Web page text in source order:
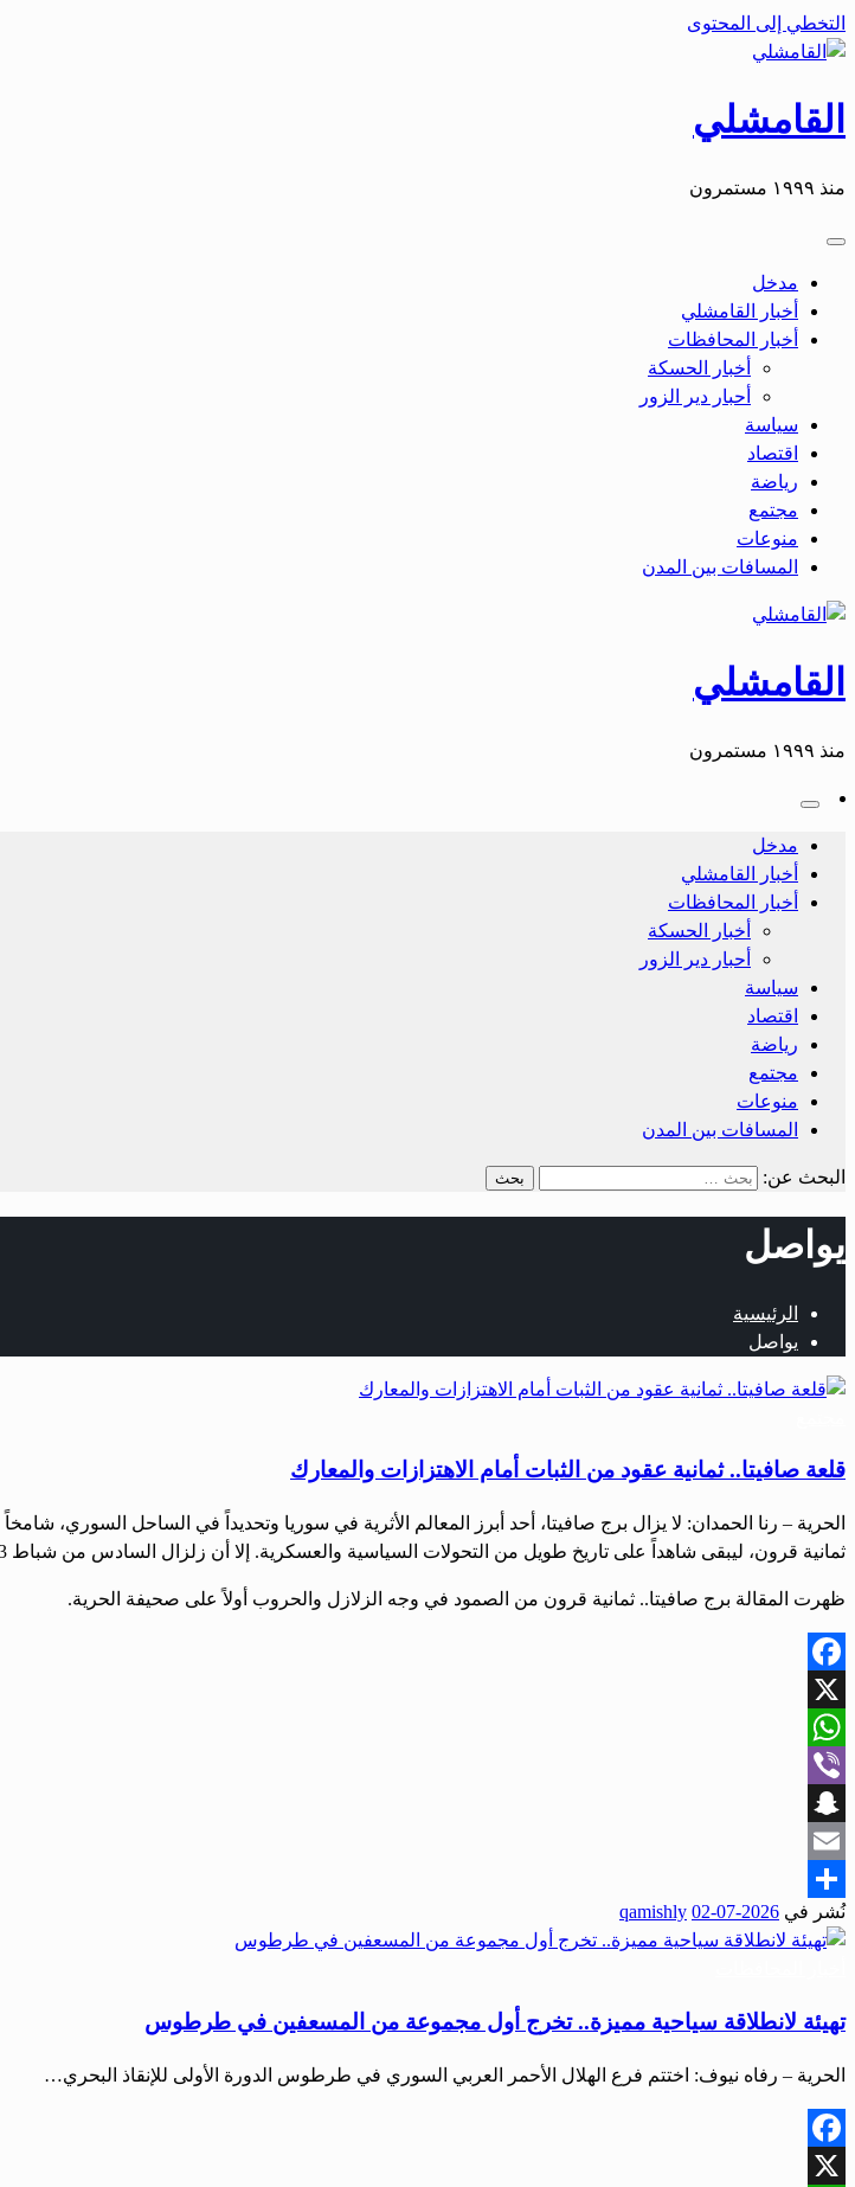
التخطي إلى المحتوى
القامشلي
منذ ١٩٩٩ مستمرون
مدخل
أخبار القامشلي
أخبار المحافظات
أخبار الحسكة
أحبار دير الزور
سياسة
اقتصاد
رياضة
مجتمع
منوعات
المسافات بين المدن
القامشلي
منذ ١٩٩٩ مستمرون
مدخل
أخبار القامشلي
أخبار المحافظات
أخبار الحسكة
أحبار دير الزور
سياسة
اقتصاد
رياضة
مجتمع
منوعات
المسافات بين المدن
البحث عن:
يواصل
الرئيسية
يواصل
قلعة صافيتا.. ثمانية عقود من الثبات أمام الاهتزازات والمعارك
الحرية – رنا الحمدان: لا يزال برج صافيتا، أحد أبرز المعالم الأثرية في سوريا وتحديداً في الساحل
ثمانية قرون، ليبقى شاهداً على تاريخ طويل من التحولات السياسية والعسكرية. إلا أن زلزال السادس من شباط 2023 أعاد هذا المعلم التاريخي […]
ظهرت المقالة برج صافيتا.. ثمانية قرون من الصمود في وجه الزلازل والحروب أولاً على صحيفة الحرية.
Facebook
X
WhatsApp
Viber
Snapchat
Email
Share
نُشر في 2026-07-02
qamishly
تهيئة لانطلاقة سياحية مميزة.. تخرج أول مجموعة من المسعفين في طرطوس
الحرية – رفاه نيوف: اختتم فرع الهلال الأحمر العربي السوري في طرطوس الدورة الأولى للإنقاذ البحري…
Facebook